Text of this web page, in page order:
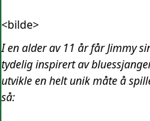
<bilde>
I en alder av 11 år får Jimmy
tydelig inspirert av
utvikle en helt unik måte å
så: